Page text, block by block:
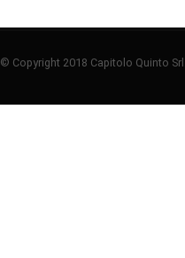
© Copyright 2018 Capitolo Quinto